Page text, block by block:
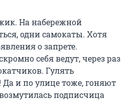
На набережной
одни самокаты. Хотя
о запрете.
себя ведут, через раз
Гулять
Да и по улице тоже, гоняют
подписчица